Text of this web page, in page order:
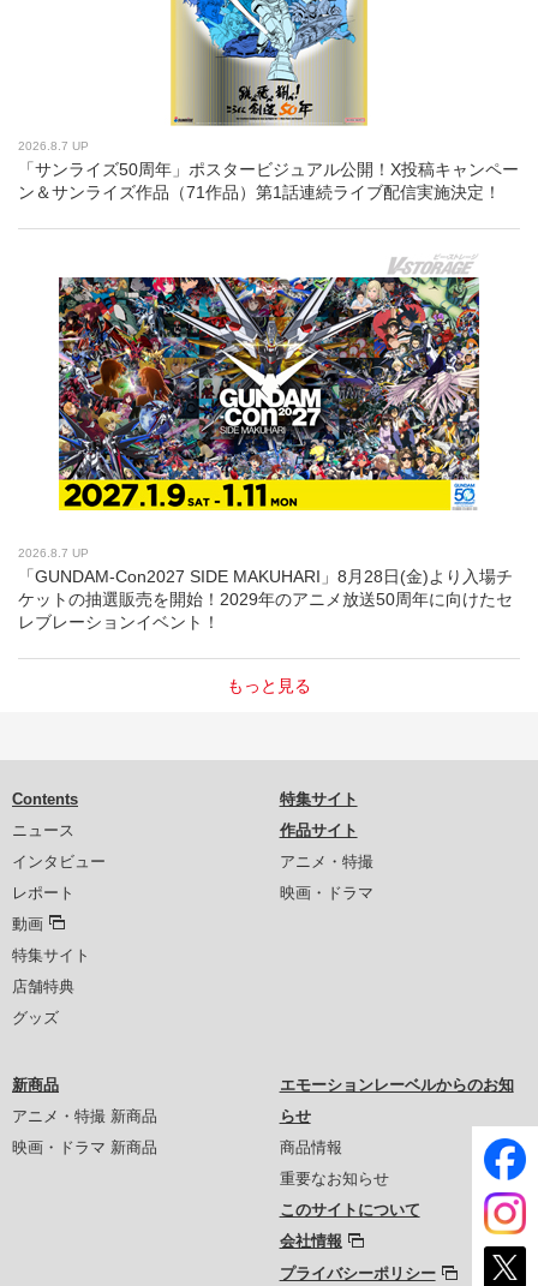
2026.8.7 UP
「サンライズ50周年」ポスタービジュアル公開！X投稿キャンペー
ン＆サンライズ作品（71作品）第1話連続ライブ配信実施決定！
2026.8.7 UP
「GUNDAM-Con2027 SIDE MAKUHARI」8月28日(金)より入場チ
ケットの抽選販売を開始！2029年のアニメ放送50周年に向けたセ
レブレーションイベント！
もっと見る
Contents
ニュース
インタビュー
レポート
動画
特集サイト
店舗特典
グッズ
特集サイト
作品サイト
アニメ・特撮
映画・ドラマ
新商品
アニメ・特撮 新商品
映画・ドラマ 新商品
エモーションレーベルからのお知
らせ
商品情報
重要なお知らせ
このサイトについて
会社情報
プライバシーポリシー